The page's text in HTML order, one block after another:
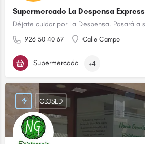
Supermercado La Despensa Express
926 50 40 67 Calle Campo
Supermercado +4
CLOSED